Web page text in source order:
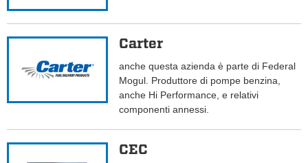
Carter
anche questa azienda è parte di Federal
Mogul. Produttore di pompe benzina,
anche Hi Performance, e relativi
componenti annessi.
CEC